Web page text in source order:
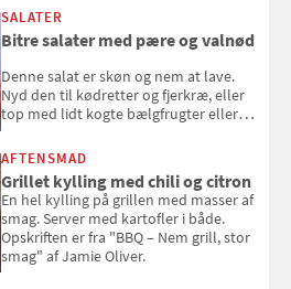
SALATER
Bitre salater med pære og valnød
Denne salat er skøn og nem at lave.
Nyd den til kødretter og fjerkræ, eller
top med lidt kogte bælgfrugter eller
selvstændigt måltid. Opskriften er fra
Louisa Lorangs kogebog "Salat".
AFTENSMAD
Grillet kylling med chili og citron
En hel kylling på grillen med masser af
smag. Server med kartofler i både.
Opskriften er fra "BBQ – Nem grill, stor
smag" af Jamie Oliver.